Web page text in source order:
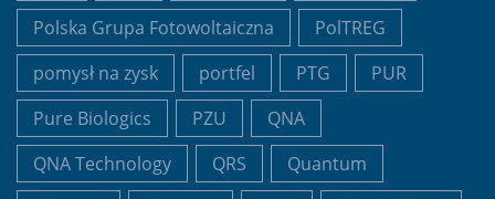
Polska Grupa Fotowoltaiczna
PolTREG
pomysł na zysk
portfel PTG
PUR
Pure Biologics
PZU
QNA
QNA Technology
QRS
Quantum